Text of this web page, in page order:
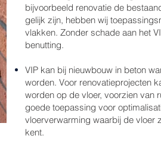
bijvoorbeeld renovatie de
gelijk zijn, hebben wij
vlakken. Zonder schade aan het
benutting.
VIP kan bij nieuwbouw in beton
worden. Voor renovatieprojecten
worden op de vloer, voorzien van
goede toepassing voor
vloerverwarming waarbij de vloer
kent. ​